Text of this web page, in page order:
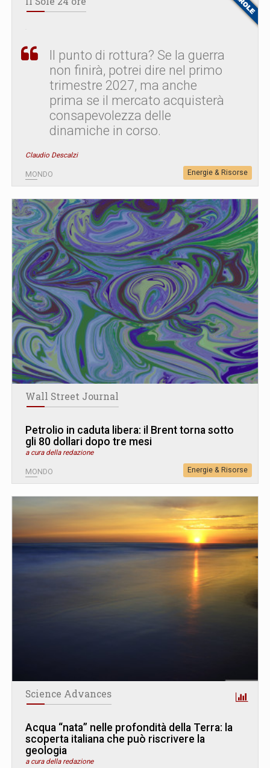
Il punto di rottura? Se la guerra
non finirà, potrei dire nel primo
trimestre 2027, ma anche
prima se il mercato acquisterà
consapevolezza delle
dinamiche in corso.
Claudio Descalzi
MONDO Energie & Risorse
Wall Street Journal
Petrolio in caduta libera: il Brent torna sotto
gli 80 dollari dopo tre mesi
a cura della redazione
MONDO Energie & Risorse
Science Advances
Acqua “nata” nelle profondità della Terra: la
scoperta italiana che può riscrivere la
geologia
a cura della redazione